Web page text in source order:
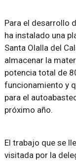
Para el desarrollo
ha instalado una
Santa Olalla del
almacenar la
potencia total de
funcionamiento y
para el
próximo año.
El trabajo que se
visitada por la